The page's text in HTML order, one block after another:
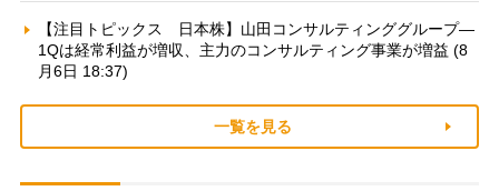
【注目トピックス 日本株】山田コンサルティンググループ—
1Qは経常利益が増収、主力のコンサルティング事業が増益 (8
月6日 18:37)
一覧を見る